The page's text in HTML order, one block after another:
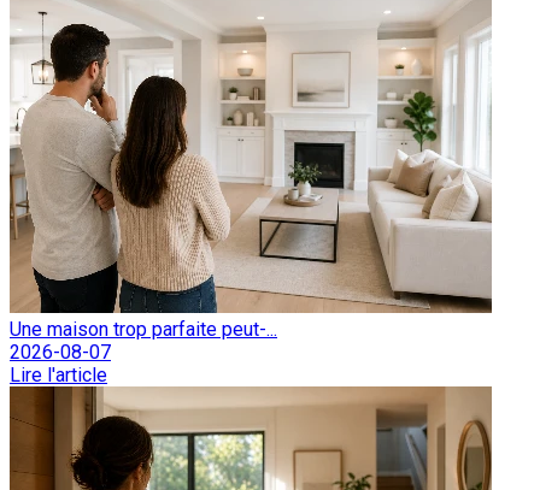
Une maison trop parfaite peut-...
2026-08-07
Lire l'article